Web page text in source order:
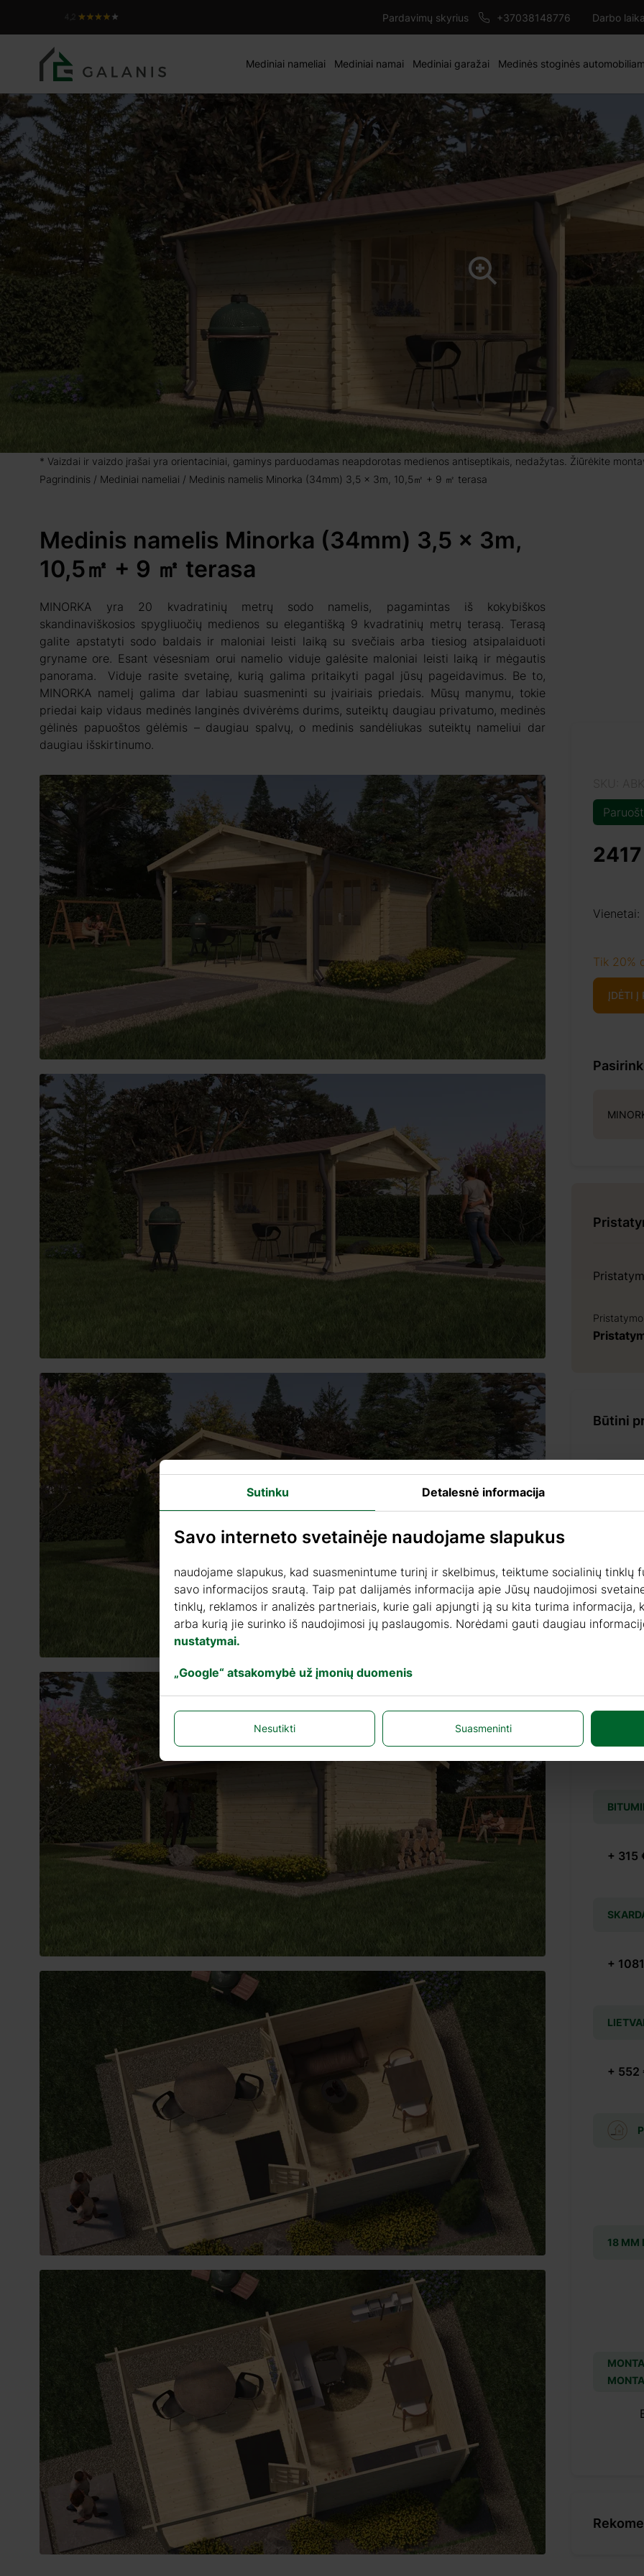
Pardavimų skyrius +37038148776 Darbo
Mediniai nameliai Mediniai namai Mediniai garažai Medinės stoginės
* Vaizdai ir vaizdo įrašai yra orientaciniai, gaminys parduodamas neapdorotas medienos antiseptikais, nedažytas. Žiūrėkite
Pagrindinis
Mediniai nameliai Medinis namelis Minorka (34mm) 3,5 x 3m, 10,5㎡ + 9 ㎡ terasa
Medinis namelis Minorka (34mm) 3,5 x 3m,
10,5㎡ + 9 ㎡ terasa
MINORKA yra 20 kvadratinių metrų sodo namelis, pagamintas iš kokybiškos
skandinaviškosios spygliuočių medienos su elegantišką 9 kvadratinių metrų terasą. Terasą
galite apstatyti sodo baldais ir maloniai leisti laiką su svečiais arba tiesiog atsipalaiduoti
gryname ore. Esant vėsesniam orui namelio viduje galėsite maloniai leisti laiką ir mėgautis
panorama. Viduje rasite svetainę, kurią galima pritaikyti pagal jūsų pageidavimus. Be to,
MINORKA namelį galima dar labiau suasmeninti su įvairiais priedais. Mūsų manymu, tokie
priedai kaip vidaus medinės langinės dvivėrėms durims, suteiktų daugiau privatumo, medinės
gėlinės papuoštos gėlėmis – daugiau spalvų, o medinis sandėliukas suteiktų nameliui dar
daugiau išskirtinumo.
Vienetai:
Tik 20%
ĮDĖTI Į
Būtini
+ 69 €
+ 315
+
+ 552
18 MM
Sutinku Detalesnė informacija
Savo interneto svetainėje naudojame slapukus
naudojame slapukus, kad suasmenintume turinį ir skelbimus, teiktume socialinių tinklų
savo informacijos srautą. Taip pat dalijamės informacija apie Jūsų naudojimosi
tinklų, reklamos ir analizės partneriais, kurie gali apjungti ją su kita turima informacija,
arba kurią jie surinko iš naudojimosi jų paslaugomis. Norėdami gauti daugiau
nustatymai.
„Google“ atsakomybė už įmonių duomenis
Nesutikti Suasmeninti